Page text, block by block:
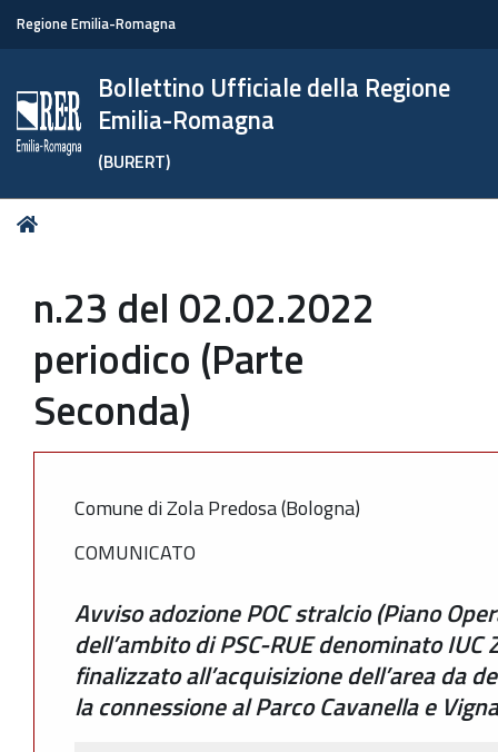
Regione Emilia-Romagna
Bollettino Ufficiale della Regione
Emilia-Romagna
(BURERT)
Tu
n.23 del 02.02.2022
periodico (Parte
Seconda)
Comune di Zola Predosa (Bologna)
COMUNICATO
Avviso adozione POC stralcio (Piano
dell’ambito di PSC-RUE denominato IUC
finalizzato all’acquisizione dell’area da
la connessione al Parco Cavanella e